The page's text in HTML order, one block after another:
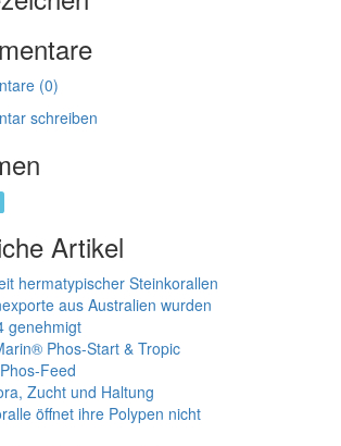
(0)
schreiben
Artikel
hermatypischer Steinkorallen
aus Australien wurden
genehmigt
Phos-Start & Tropic
Feed
Zucht und Haltung
öffnet ihre Polypen nicht